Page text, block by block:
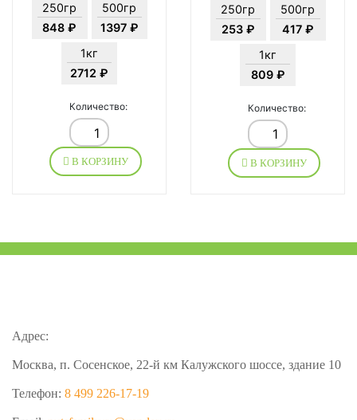
250гр
848 ₽
500гр
1397 ₽
1кг
2712 ₽
Количество:
В КОРЗИНУ
250гр
253 ₽
500гр
417 ₽
1кг
809 ₽
Количество:
В КОРЗИНУ
Адрес:
Москва, п. Сосенское, 22-й км Калужского шоссе, здание 10
Телефон: 8 499 226-17-19